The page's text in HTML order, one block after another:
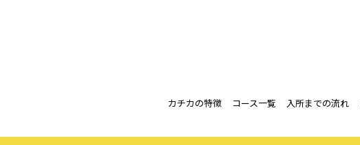
カチカの特徴 コース一覧 入所までの流れ